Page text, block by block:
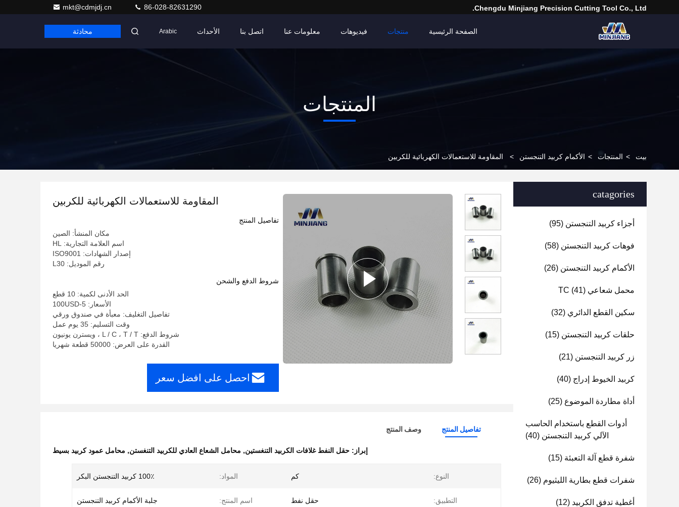
Chengdu Minjiang Precision Cutting Tool Co., Ltd.
mkt@cdmjdj.cn 86-028-82631290
الصفحة الرئيسية منتجات فيديوهات معلومات عنا اتصل بنا الأحداث Arabic محادثة
المنتجات
بيت > المنتجات > الأكمام كربيد التنجستن > المقاومة للاستعمالات الكهربائية للكربين
catagories
أجزاء كربيد التنجستن (95)
فوهات كربيد التنجستن (58)
الأكمام كربيد التنجستن (26)
محمل شعاعي TC (41)
سكين القطع الدائري (32)
حلقات كربيد التنجستن (15)
زر كربيد التنجستن (21)
كربيد الخيوط إدراج (40)
أداة مطاردة الموضوع (25)
أدوات القطع باستخدام الحاسب
الآلي كربيد التنجستن (40)
شفرة قطع آلة التعبئة (15)
شفرات قطع بطارية الليثيوم (26)
أغطية تدفق الكربيد (12)
المقاومة للاستعمالات الكهربائية للكربين
تفاصيل المنتج
مكان المنشأ: الصين
اسم العلامة التجارية: HL
إصدار الشهادات: ISO9001
رقم الموديل: L30
شروط الدفع والشحن
الحد الأدنى لكمية: 10 قطع
الأسعار: 5-100USD
تفاصيل التغليف: معبأة في صندوق ورقي
وقت التسليم: 35 يوم عمل
شروط الدفع: L / C ، T / T ، ويسترن يونيون
القدرة على العرض: 50000 قطعة شهريا
احصل على افضل سعر
تفاصيل المنتج وصف المنتج
إبراز: حقل النفط غلافات الكربيد التنغستين, محامل الشعاع العادي للكربيد التنغستن, محامل عمود كربيد بسيط
النوع: كم المواد: 100٪ كربيد التنجستن البكر
التطبيق: حقل نفط اسم المنتج: جلبة الأكمام كربيد التنجستن